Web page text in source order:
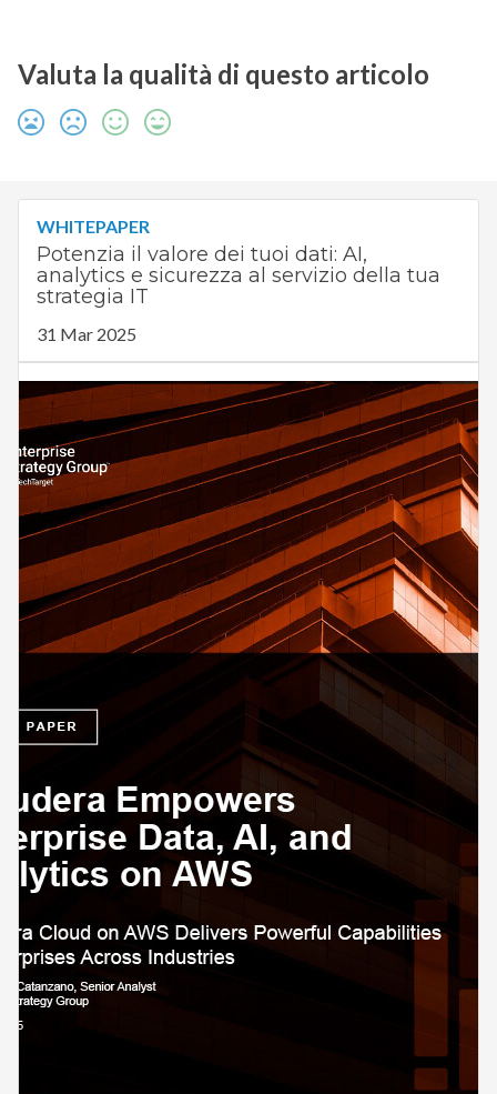
Valuta la qualità di questo articolo
WHITEPAPER
Potenzia il valore dei tuoi dati: AI,
analytics e sicurezza al servizio della tua
strategia IT
31 Mar 2025